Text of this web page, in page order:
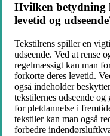
Hvilken betydning
levetid og
Tekstilrens spiller en
udseende. Ved at rense
regelmæssigt kan man
forkorte deres levetid.
også indeholder
tekstilernes udseende
for pletdannelse i
tekstiler kan man også
forbedre